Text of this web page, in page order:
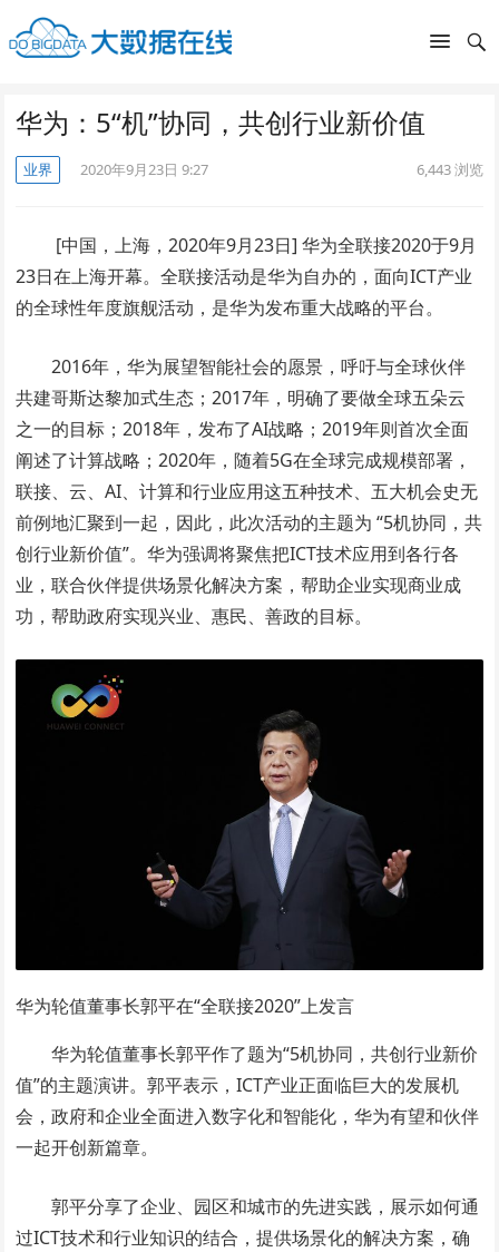
华为：5“机”协同，共创行业新价值
业界 2020年9月23日 9:27 6,443浏览
[中国，上海，2020年9月23日] 华为全联接2020于9月
23日在上海开幕。全联接活动是华为自办的，面向ICT产业
的全球性年度旗舰活动，是华为发布重大战略的平台。
2016年，华为展望智能社会的愿景，呼吁与全球伙伴
共建哥斯达黎加式生态；2017年，明确了要做全球五朵云
之一的目标；2018年，发布了AI战略；2019年则首次全面
阐述了计算战略；2020年，随着5G在全球完成规模部署，
联接、云、AI、计算和行业应用这五种技术、五大机会史无
前例地汇聚到一起，因此，此次活动的主题为 “5机协同，共
创行业新价值”。华为强调将聚焦把ICT技术应用到各行各
业，联合伙伴提供场景化解决方案，帮助企业实现商业成
功，帮助政府实现兴业、惠民、善政的目标。
华为轮值董事长郭平在“全联接2020”上发言
华为轮值董事长郭平作了题为“5机协同，共创行业新价
值”的主题演讲。郭平表示，ICT产业正面临巨大的发展机
会，政府和企业全面进入数字化和智能化，华为有望和伙伴
一起开创新篇章。
郭平分享了企业、园区和城市的先进实践，展示如何通
过ICT技术和行业知识的结合，提供场景化的解决方案，确